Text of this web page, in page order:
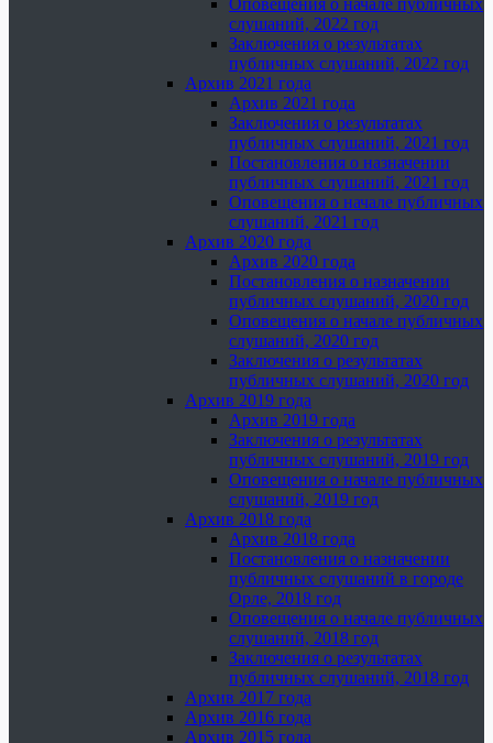
Оповещения о начале публичных
слушаний, 2022 год
Заключения о результатах
публичных слушаний, 2022 год
Архив 2021 года
Архив 2021 года
Заключения о результатах
публичных слушаний, 2021 год
Постановления о назначении
публичных слушаний, 2021 год
Оповещения о начале публичных
слушаний, 2021 год
Архив 2020 года
Архив 2020 года
Постановления о назначении
публичных слушаний, 2020 год
Оповещения о начале публичных
слушаний, 2020 год
Заключения о результатах
публичных слушаний, 2020 год
Архив 2019 года
Архив 2019 года
Заключения о результатах
публичных слушаний, 2019 год
Оповещения о начале публичных
слушаний, 2019 год
Архив 2018 года
Архив 2018 года
Постановления о назначении
публичных слушаний в городе
Орле, 2018 год
Оповещения о начале публичных
слушаний, 2018 год
Заключения о результатах
публичных слушаний, 2018 год
Архив 2017 года
Архив 2016 года
Архив 2015 года